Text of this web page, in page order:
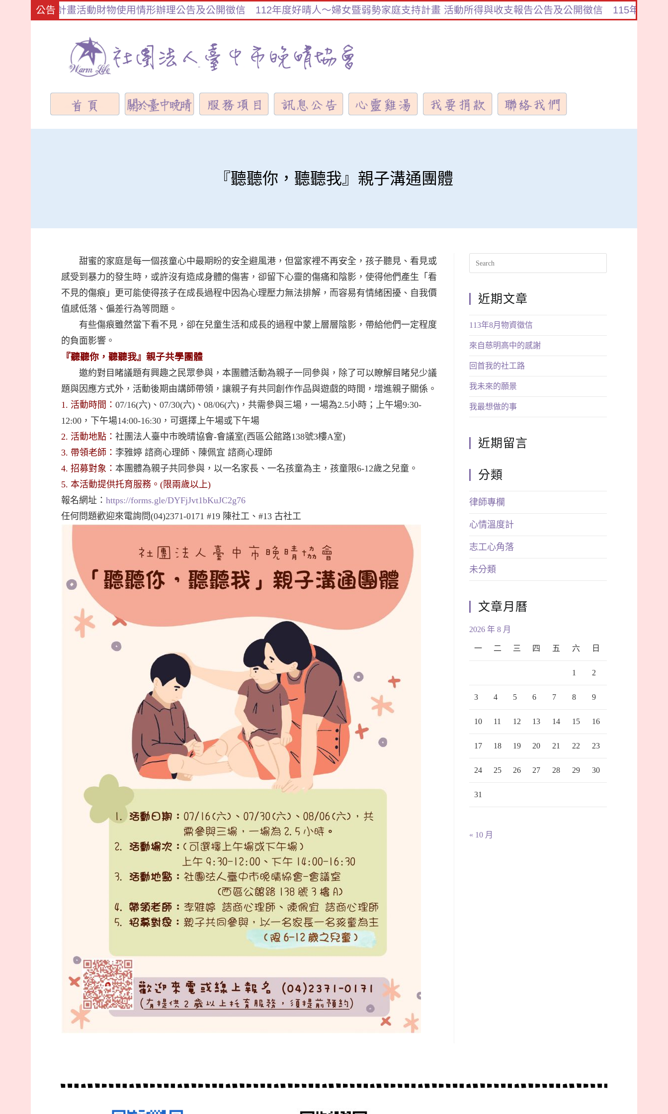
公告
支持計畫活動財物使用情形辦理公告及公開徵信 112年度好晴人～婦女暨弱勢家庭支持計畫 活動所得與收支報告公告及公開徵信 115年❤️新春愉快
『聽聽你，聽聽我』親子溝通團體
甜蜜的家庭是每一個孩童心中最期盼的安全避風港，但當家裡不再安全，孩子聽見、看見或
感受到暴力的發生時，或許沒有造成身體的傷害，卻留下心靈的傷痛和陰影，使得他們產生「看
不見的傷痕」更可能使得孩子在成長過程中因為心理壓力無法排解，而容易有情緒困擾、自我價
值感低落、偏差行為等問題。
有些傷痕雖然當下看不見，卻在兒童生活和成長的過程中蒙上層層陰影，帶給他們一定程度
的負面影響。
『聽聽你，聽聽我』親子共學團體
邀約對目睹議題有興趣之民眾參與，本團體活動為親子一同參與，除了可以瞭解目睹兒少議
題與因應方式外，活動後期由講師帶領，讓親子有共同創作作品與遊戲的時間，增進親子關係。
1. 活動時間： 07/16(六)、07/30(六)、08/06(六)，共需參與三場，一場為2.5小時；上午場9:30-
12:00，下午場14:00-16:30，可選擇上午場或下午場
2. 活動地點： 社團法人臺中市晚晴協會-會議室(西區公館路138號3樓A室)
3. 帶領老師： 李雅婷 諮商心理師、陳佩宜 諮商心理師
4. 招募對象： 本團體為親子共同參與，以一名家長、一名孩童為主，孩童限6-12歲之兒童。
5. 本活動提供托育服務。(限兩歲以上)
報名網址： https://forms.gle/DYFjJvt1bKuJC2g76
任何問題歡迎來電詢問(04)2371-0171 #19 陳社工、#13 古社工
近期文章
113年8月物資徵信
來自慈明高中的感謝
回首我的社工路
我未來的願景
我最想做的事
近期留言
分類
律師專欄
心情溫度計
志工心角落
未分類
文章月曆
2026 年 8 月
一 二 三 四 五 六 日
1 2
3 4 5 6 7 8 9
10 11 12 13 14 15 16
17 18 19 20 21 22 23
24 25 26 27 28 29 30
31
« 10 月